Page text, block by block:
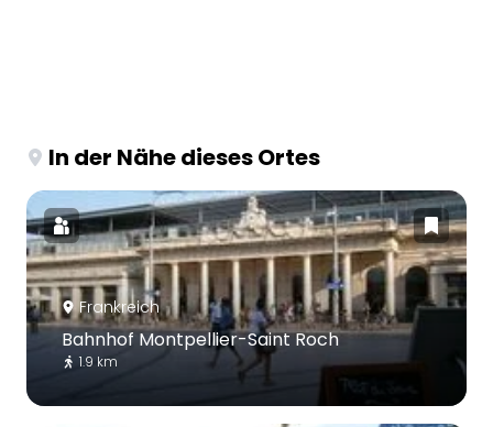
In der Nähe dieses Ortes
Frankreich
Bahnhof Montpellier-Saint Roch
1.9 km